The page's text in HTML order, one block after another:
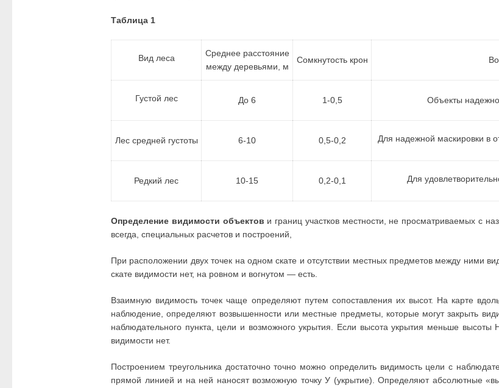
Таблица 1
Вид леса
Среднее расстояние
между деревьями, м
Сомкнутость крон
Густой лес До 6 1-0,5 Объекты надежно
Лес средней густоты 6-10 0,5-0,2 Для надежной маскировки в
Редкий лес 10-15 0,2-0,1 Для
Определение видимости объектов и границ участков местности, не просматриваемых с
всегда, специальных расчетов и построений,
При расположении двух точек на одном скате и отсутствии местных предметов между ними
скате видимости нет, на ровном и вогнутом — есть.
Взаимную видимость точек чаще определяют путем сопоставления их высот. На карте
наблюдение, определяют возвышенности или местные предметы, которые могут закрыть
наблюдательного пункта, цели и возможного укрытия. Если высота укрытия меньше
видимости нет.
Построением треугольника достаточно точно можно определить видимость цели с
прямой линией и на ней наносят возможную точку У (укрытие). Определяют абсолютные